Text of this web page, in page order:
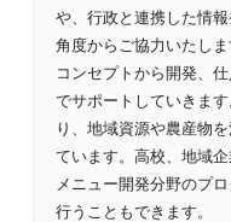
や、行政と連携した情
角度からご協力いたし
コンセプトから開発、
でサポートしていきま
り、地域資源や農産物
ています。高校、地域
メニュー開発分野のプ
行うこともできます。